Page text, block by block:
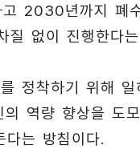
2030년까지
없이 진행한다
정착하기 위해
역량 향상을 도
는 방침이다.